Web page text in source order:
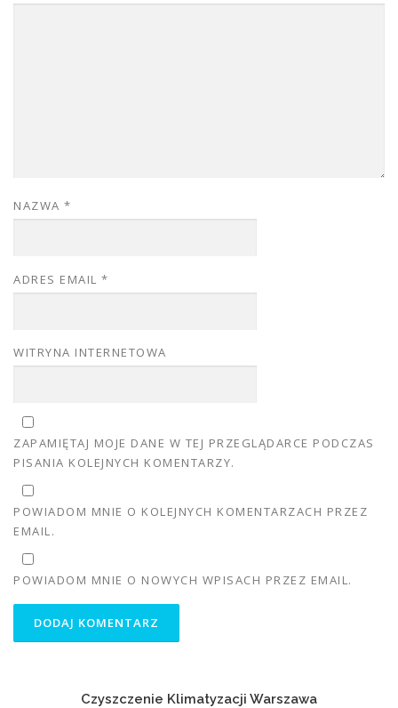
NAZWA *
ADRES EMAIL *
WITRYNA INTERNETOWA
ZAPAMIĘTAJ MOJE DANE W TEJ PRZEGLĄDARCE PODCZAS
PISANIA KOLEJNYCH KOMENTARZY.
POWIADOM MNIE O KOLEJNYCH KOMENTARZACH PRZEZ
EMAIL.
POWIADOM MNIE O NOWYCH WPISACH PRZEZ EMAIL.
Czyszczenie Klimatyzacji Warszawa